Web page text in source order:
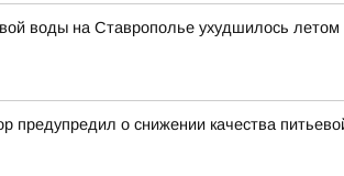
воды на Ставрополье ухудшилось летом
предупредил о снижении качества